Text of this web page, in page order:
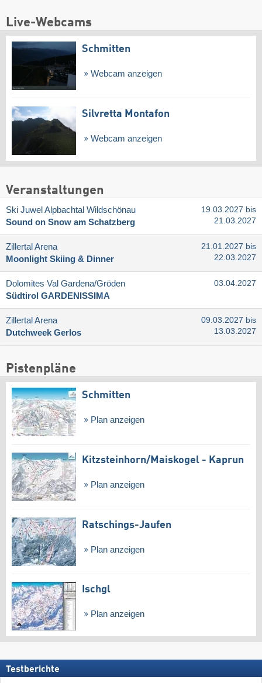
Live-Webcams
Schmitten
Webcam anzeigen
Silvretta Montafon
Webcam anzeigen
Veranstaltungen
Ski Juwel Alpbachtal Wildschönau
Sound on Snow am Schatzberg
19.03.2027 bis
21.03.2027
Zillertal Arena
Moonlight Skiing & Dinner
21.01.2027 bis
22.03.2027
Dolomites Val Gardena/​Gröden
Südtirol GARDENISSIMA
03.04.2027
Zillertal Arena
Dutchweek Gerlos
09.03.2027 bis
13.03.2027
Pistenpläne
Schmitten
Plan anzeigen
Kitzsteinhorn/​Maiskogel - Kaprun
Plan anzeigen
Ratschings-Jaufen
Plan anzeigen
Ischgl
Plan anzeigen
Testberichte